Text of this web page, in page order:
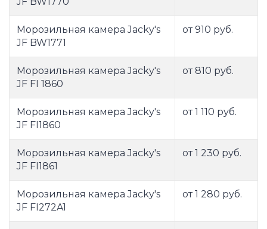
Морозильная камера Jacky's
JF BW1771
от 910 руб.
Морозильная камера Jacky's
JF FI 1860
от 810 руб.
Морозильная камера Jacky's
JF FI1860
от 1 110 руб.
Морозильная камера Jacky's
JF FI1861
от 1 230 руб.
Морозильная камера Jacky's
JF FI272A1
от 1 280 руб.